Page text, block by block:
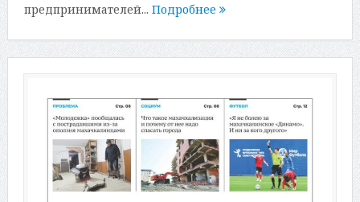
предпринимателей... Подробнее